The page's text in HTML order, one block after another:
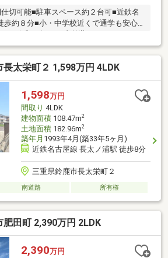
切可能■駐車スペース約２台可■近鉄名
約８分■小・中学校近くで通学も安心※
長太栄町２ 1,598万円 4LDK
1,598万円
間取り 4LDK
建物面積108.47m2
土地面積182.96m2
築年月 1993年4月(築33年5ヶ月)
近鉄名古屋線 長太ノ浦駅 徒歩8分
三重県鈴鹿市長太栄町２
南道路 所有権
肥田町 2,390万円 2LDK
2,390万円